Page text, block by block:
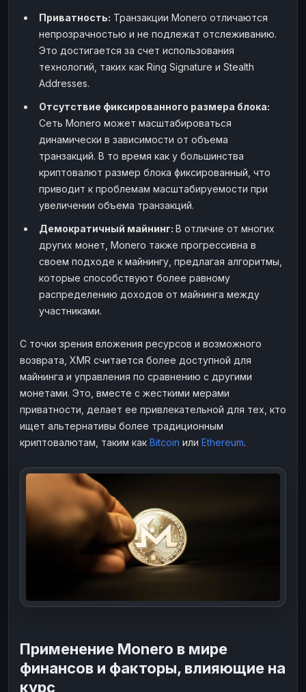
Приватность: Транзакции Monero отличаются
непрозрачностью и не подлежат отслеживанию.
Это достигается за счет использования
технологий, таких как Ring Signature и Stealth
Addresses.
Отсутствие фиксированного размера блока:
Сеть Monero может масштабироваться
динамически в зависимости от объема
транзакций. В то время как у большинства
криптовалют размер блока фиксированный, что
приводит к проблемам масштабируемости при
увеличении объема транзакций.
Демократичный майнинг: В отличие от многих
других монет, Monero также прогрессивна в
своем подходе к майнингу, предлагая алгоритмы,
которые способствуют более равному
распределению доходов от майнинга между
участниками.
С точки зрения вложения ресурсов и возможного
возврата, XMR считается более доступной для
майнинга и управления по сравнению с другими
монетами. Это, вместе с жесткими мерами
приватности, делает ее привлекательной для тех, кто
ищет альтернативы более традиционным
криптовалютам, таким как Bitcoin или Ethereum.
Применение Monero в мире
финансов и факторы, влияющие на
курс